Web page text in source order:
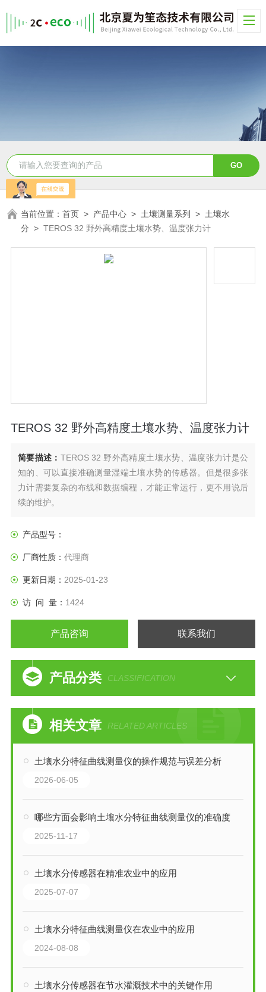
当前位置：首页 > 产品中心 > 土壤测量系列 > 土壤水
分 >TEROS 32 野外高精度土壤水势、温度张力计
TEROS 32 野外高精度土壤水势、温度张力计
简要描述： TEROS 32 野外高精度土壤水势、温度张力计是公
知的、可以直接准确测量湿端土壤水势的传感器。但是很多张
力计需要复杂的布线和数据编程，才能正常运行，更不用说后
续的维护。
产品型号：
厂商性质： 代理商
更新日期： 2025-01-23
访 问 量： 1424
产品咨询 联系我们
产品分类 CLASSIFICATION
相关文章 RELATED ARTICLES
土壤水分特征曲线测量仪的操作规范与误差分析
2026-06-05
哪些方面会影响土壤水分特征曲线测量仪的准确度
2025-11-17
土壤水分传感器在精准农业中的应用
2025-07-07
土壤水分特征曲线测量仪在农业中的应用
2024-08-08
土壤水分传感器在节水灌溉技术中的关键作用